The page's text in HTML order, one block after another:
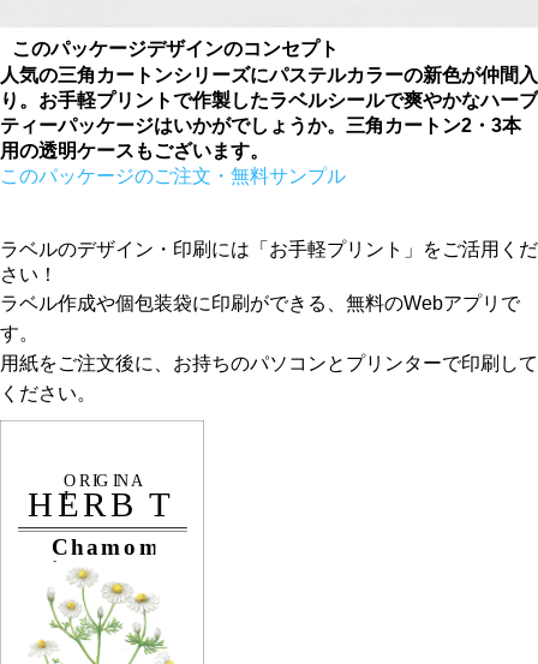
このパッケージデザインのコンセプト
人気の三角カートンシリーズにパステルカラーの新色が仲間入
り。お手軽プリントで作製したラベルシールで爽やかなハーブ
ティーパッケージはいかがでしょうか。三角カートン2・3本
用の透明ケースもございます。
このパッケージのご注文・無料サンプル
ラベルのデザイン・印刷には「お手軽プリント」をご活用くだ
さい！
ラベル作成や個包装袋に印刷ができる、無料のWebアプリで
す。
用紙をご注文後に、お持ちのパソコンとプリンターで印刷して
ください。